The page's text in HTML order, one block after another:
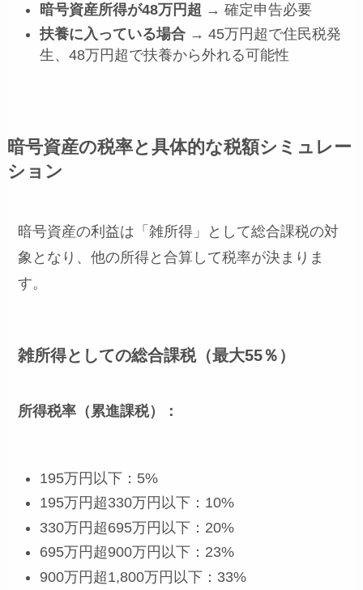
暗号資産所得が48万円超 → 確定申告必要
扶養に入っている場合 → 45万円超で住民税発
生、48万円超で扶養から外れる可能性
暗号資産の税率と具体的な税額シミュレー
ション
暗号資産の利益は「雑所得」として総合課税の対
象となり、他の所得と合算して税率が決まりま
す。
雑所得としての総合課税（最大55％）
所得税率（累進課税）：
195万円以下：5%
195万円超330万円以下：10%
330万円超695万円以下：20%
695万円超900万円以下：23%
900万円超1,800万円以下：33%